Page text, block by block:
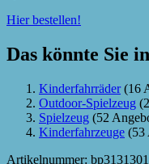
Hier bestellen!
Das könnte Sie
Kinderfahrräder(16
Outdoor-Spielzeug
Spielzeug (52
Kinderfahrzeuge (53
Artikelnummer: